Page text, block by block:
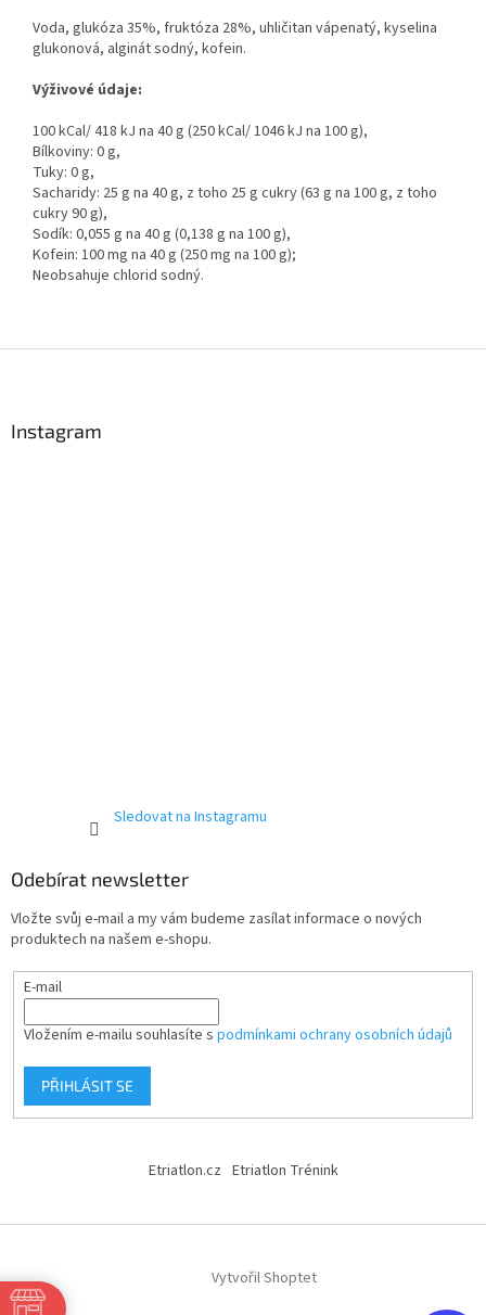
Voda, glukóza 35%, fruktóza 28%, uhličitan vápenatý, kyselina
glukonová, alginát sodný, kofein.
Výživové údaje:
100 kCal/ 418 kJ na 40 g (250 kCal/ 1046 kJ na 100 g),
Bílkoviny: 0 g,
Tuky: 0 g,
Sacharidy: 25 g na 40 g, z toho 25 g cukry (63 g na 100 g, z toho
cukry 90 g),
Sodík: 0,055 g na 40 g (0,138 g na 100 g),
Kofein: 100 mg na 40 g (250 mg na 100 g);
Neobsahuje chlorid sodný.
Instagram
Sledovat na Instagramu
Odebírat newsletter
Vložte svůj e-mail a my vám budeme zasílat informace o nových
produktech na našem e-shopu.
E-mail
Vložením e-mailu souhlasíte s podmínkami ochrany osobních údajů
PŘIHLÁSIT SE
Etriatlon.cz Etriatlon Trénink
Vytvořil Shoptet